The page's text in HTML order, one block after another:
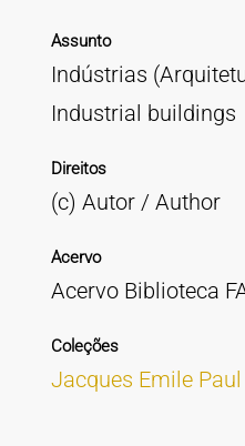
Assunto
Indústrias
Industrial buildings
Direitos
(c) Autor / Author
Acervo
Acervo Biblioteca
Coleções
Jacques Emile